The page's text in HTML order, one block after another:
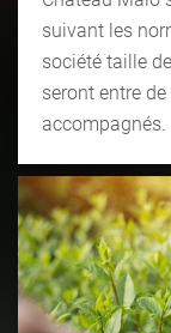
suivant les
société taille
seront entre
accompagnés.